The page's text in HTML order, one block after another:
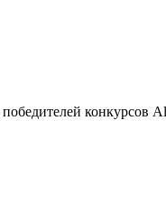
конкурсов